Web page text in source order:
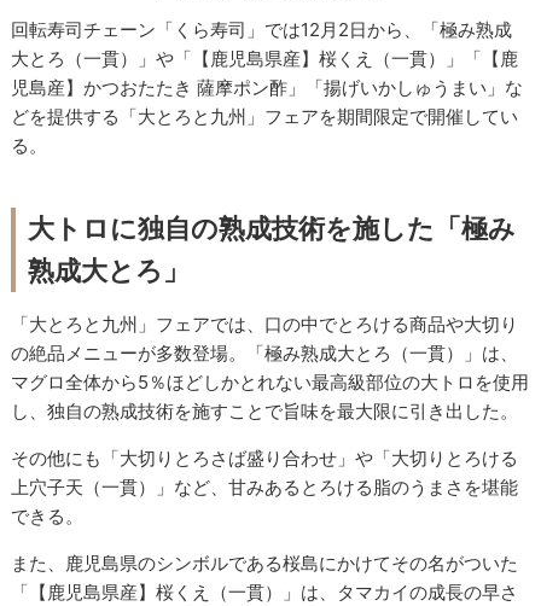
回転寿司チェーン「くら寿司」では12月2日から、「極み熟成
大とろ（一貫）」や「【鹿児島県産】桜くえ（一貫）」「【鹿
児島産】かつおたたき 薩摩ポン酢」「揚げいかしゅうまい」な
どを提供する「大とろと九州」フェアを期間限定で開催してい
る。
大トロに独自の熟成技術を施した「極み
熟成大とろ」
「大とろと九州」フェアでは、口の中でとろける商品や大切り
の絶品メニューが多数登場。「極み熟成大とろ（一貫）」は、
マグロ全体から5％ほどしかとれない最高級部位の大トロを使用
し、独自の熟成技術を施すことで旨味を最大限に引き出した。
その他にも「大切りとろさば盛り合わせ」や「大切りとろける
上穴子天（一貫）」など、甘みあるとろける脂のうまさを堪能
できる。
また、鹿児島県のシンボルである桜島にかけてその名がついた
「【鹿児島県産】桜くえ（一貫）」は、タマカイの成長の早さ